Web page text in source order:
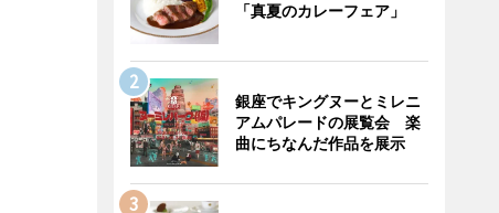
「真夏のカレーフェア」
銀座でキングヌーとミレニ
アムパレードの展覧会 楽
曲にちなんだ作品を展示